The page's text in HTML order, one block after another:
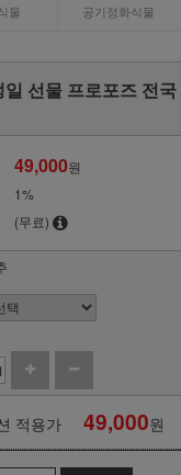
물 공기정화식물
선물 프로포즈 전국
49,000원
1%
(무료)
적용가 49,000원